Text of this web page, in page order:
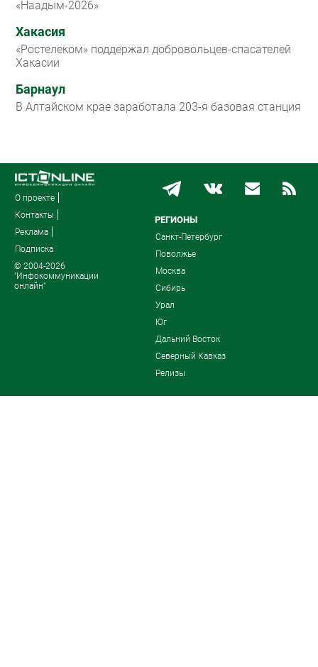
«Наадым-2026»
Хакасия
«Ростелеком» поддержал добровольцев-спасателей
Хакасии
Барнаул
В Алтайском крае заработала 203-я базовая станция
О проекте
Контакты
Реклама
Подписка
© 2004-2026
"Инфокоммуникации
онлайн"
РЕГИОНЫ
Санкт-Петербург
Поволжье
Москва
Сибирь
Урал
Юг
Дальний Восток
Северный Кавказ
Релизы